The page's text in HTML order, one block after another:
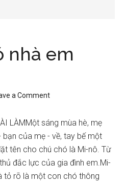
nhà em
a Comment
LÀMMột sáng mùa hè, mẹ
của mẹ - về, tay bế một
tên cho chú chó là Mi-nô. Từ
đắc lực của gia đình em.Mi-
tỏ rõ là một con chó thông